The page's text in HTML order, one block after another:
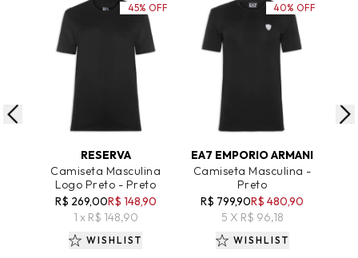
ADICIONAR AO CARRINHO
RESERVA
Camiseta Masculina
Logo Preto - Preto
R$ 269,00R$ 148,90
1 x R$ 148,90
45% OFF
WISHLIST
ADICIONAR AO CARRINHO
EA7 EMPORIO ARMANI
Camiseta Masculina -
Preto
R$ 799,90R$ 480,90
5 X R$ 96,18
40% OFF
WISHLIST